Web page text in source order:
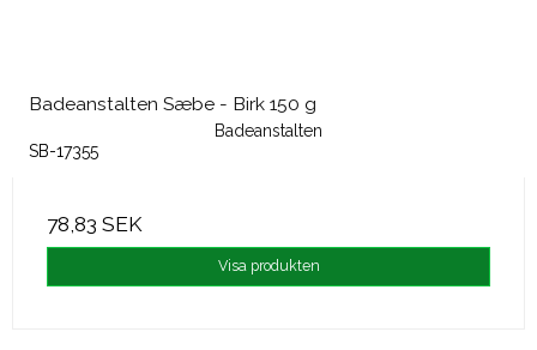
Badeanstalten Sæbe - Birk 150 g
Badeanstalten
SB-17355
78,83 SEK
Visa produkten